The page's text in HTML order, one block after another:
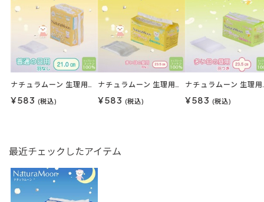
ナチュラムーン 生理用ナプキンナチュラムーン 24枚入（普通の日の昼用・羽なし）
¥583 (税込)
ナチュラムーン 生理用ナプキンナチュラムーン 18枚入（多い日の昼用・羽なし）
¥583 (税込)
ナチュラムーン 生
¥583 (税込)
最近チェックしたアイテム